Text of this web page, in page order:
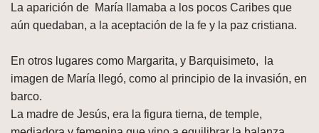
La aparición de María llamaba a los pocos Caribes que
aún quedaban, a la aceptación de la fe y la paz cristiana.
En otros lugares como Margarita, y Barquisimeto, la
imagen de María llegó, como al principio de la invasión, en
barco.
La madre de Jesús, era la figura tierna, de temple,